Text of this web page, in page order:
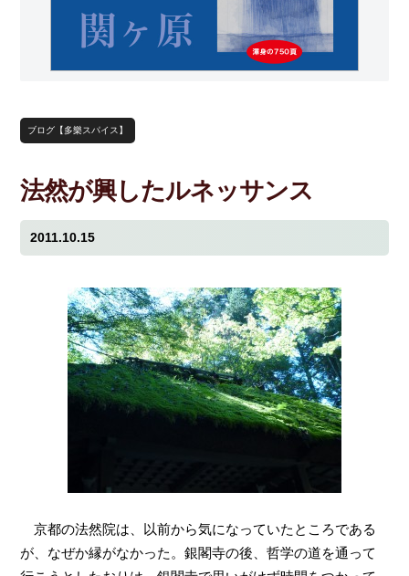
ブログ【多樂スパイス】
法然が興したルネッサンス
2011.10.15
京都の法然院は、以前から気になっていたところである
が、なぜか縁がなかった。銀閣寺の後、哲学の道を通って